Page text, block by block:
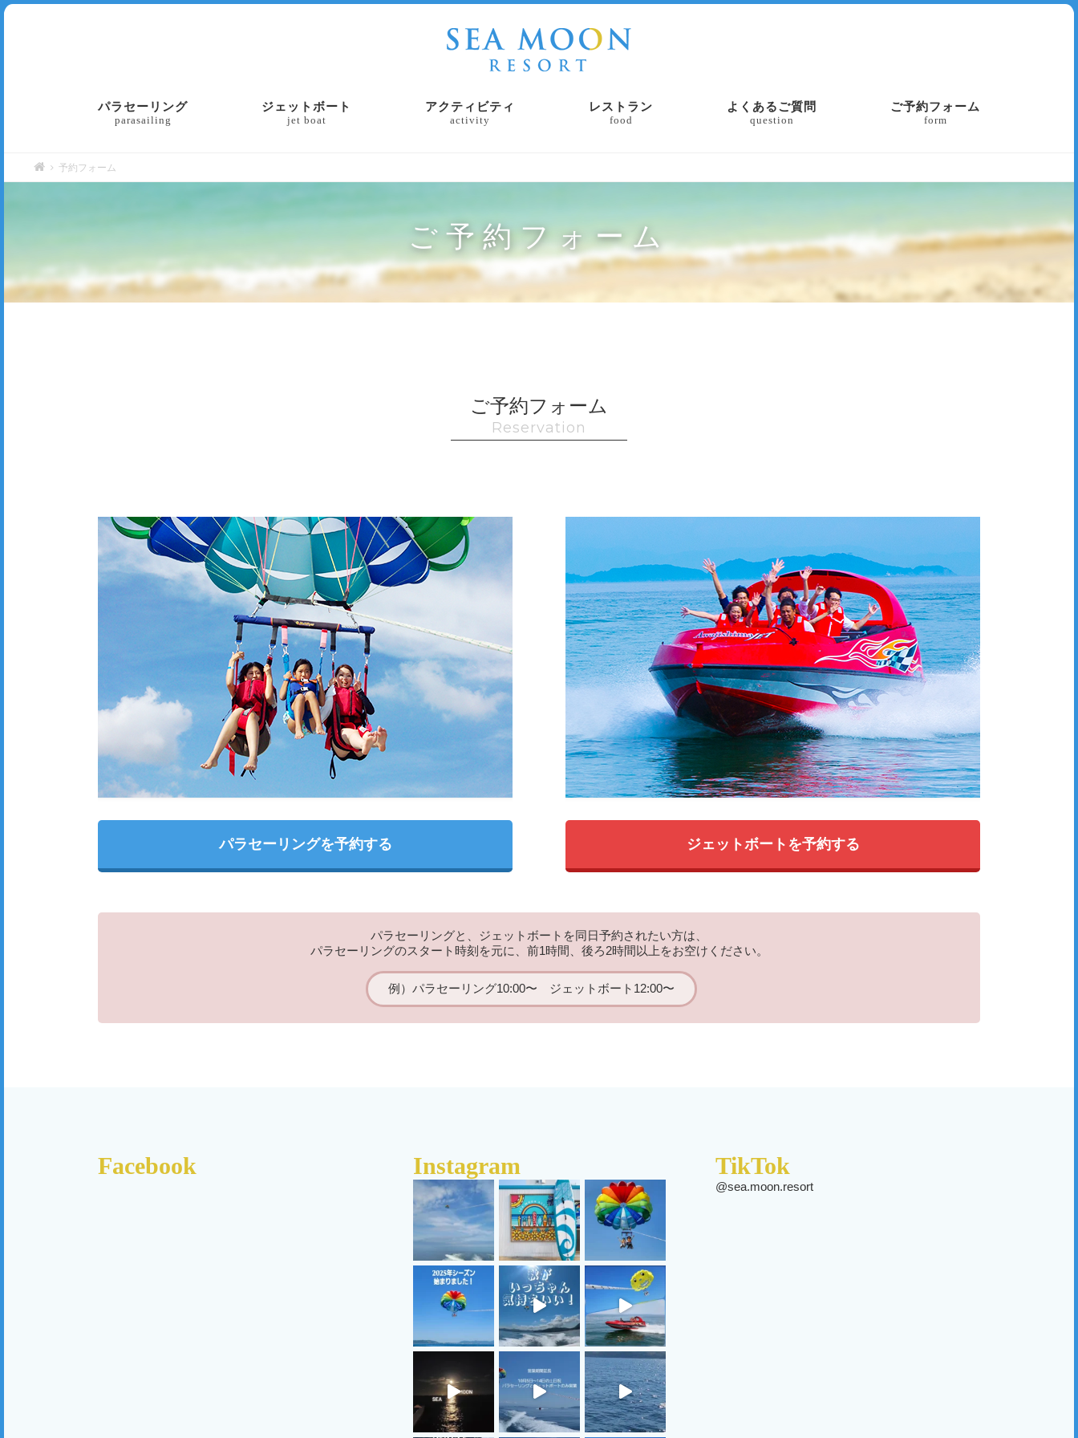
パラセーリング
parasailing
ジェットボート
jet boat
アクティビティ
activity
レストラン
food
よくあるご質問
question
ご予約フォーム
form
予約フォーム
ご予約フォーム
ご予約フォーム
Reservation
パラセーリングを予約する ジェットボートを予約する
パラセーリングと、ジェットボートを同日予約されたい方は、
パラセーリングのスタート時刻を元に、前1時間、後ろ2時間以上をお空けください。
例）パラセーリング10:00〜 ジェットボート12:00〜
Facebook Instagram TikTok
@sea.moon.resort